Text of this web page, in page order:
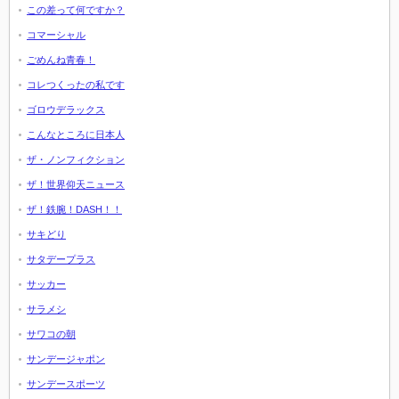
この差って何ですか？
コマーシャル
ごめんね青春！
コレつくったの私です
ゴロウデラックス
こんなところに日本人
ザ・ノンフィクション
ザ！世界仰天ニュース
ザ！鉄腕！DASH！！
サキどり
サタデープラス
サッカー
サラメシ
サワコの朝
サンデージャポン
サンデースポーツ